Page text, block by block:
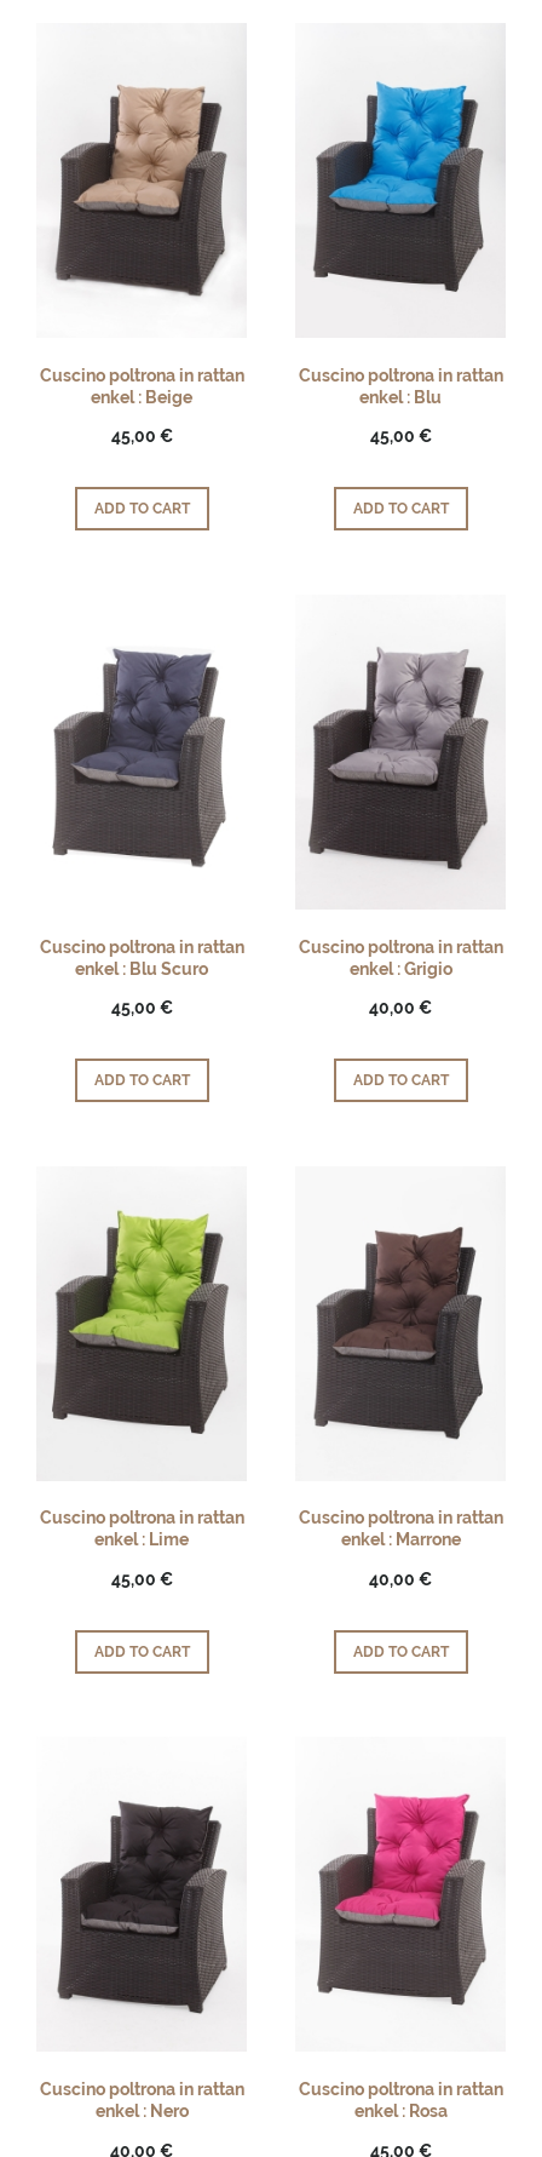
Cuscino poltrona in rattan
enkel : Beige
45,00 €
ADD TO CART
Cuscino poltrona in rattan
enkel : Blu
45,00 €
ADD TO CART
Cuscino poltrona in rattan
enkel : Blu Scuro
45,00 €
ADD TO CART
Cuscino poltrona in rattan
enkel : Grigio
40,00 €
ADD TO CART
Cuscino poltrona in rattan
enkel : Lime
45,00 €
ADD TO CART
Cuscino poltrona in rattan
enkel : Marrone
40,00 €
ADD TO CART
Cuscino poltrona in rattan
enkel : Nero
40,00 €
Cuscino poltrona in rattan
enkel : Rosa
45,00 €